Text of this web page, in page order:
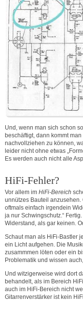
Und, wenn man sich schon
beschäftigt, dann kommt
nachvollziehen zu können,
leider nicht ohne etwas
Es werden auch nicht alle
HiFi-Fehler?
Vor allem im HiFi-Bereich
unnützes Bauteil
oftmals einfach irgendein
ja nur Schwingschutz.“
Widerstand, als gar keinen.
Schaut man als HiFi-Bastler
ein Licht aufgehen. Die
zusammmen löten oder ein
Problematik und wissen
Und witzigerweise wird dort
behandelt, als im Bereich
auch im HiFi-Bereich nicht
Gitarrenverstärker ist kein